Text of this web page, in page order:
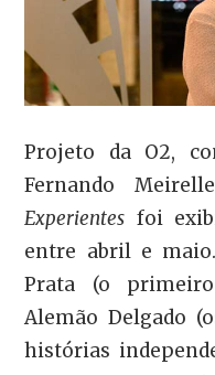
Projeto da O2,
Fernando
Experientes foi
entre abril e
Prata (o
Alemão Delgado
histórias